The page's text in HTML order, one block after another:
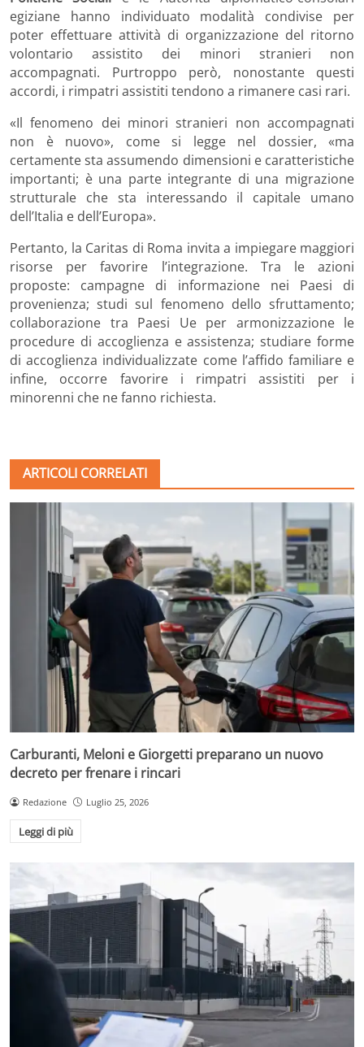
egiziane hanno individuato modalità condivise per
poter effettuare attività di organizzazione del ritorno
volontario assistito dei minori stranieri non
accompagnati. Purtroppo però, nonostante questi
accordi, i rimpatri assistiti tendono a rimanere casi rari.
«Il fenomeno dei minori stranieri non accompagnati
non è nuovo», come si legge nel dossier, «ma
certamente sta assumendo dimensioni e caratteristiche
importanti; è una parte integrante di una migrazione
strutturale che sta interessando il capitale umano
dell’Italia e dell’Europa».
Pertanto, la Caritas di Roma invita a impiegare maggiori
risorse per favorire l’integrazione. Tra le azioni
proposte: campagne di informazione nei Paesi di
provenienza; studi sul fenomeno dello sfruttamento;
collaborazione tra Paesi Ue per armonizzazione le
procedure di accoglienza e assistenza; studiare forme
di accoglienza individualizzate come l’affido familiare e
infine, occorre favorire i rimpatri assistiti per i
minorenni che ne fanno richiesta.
ARTICOLI CORRELATI
Carburanti, Meloni e Giorgetti preparano un nuovo
decreto per frenare i rincari
Redazione Luglio 25, 2026
Leggi di più